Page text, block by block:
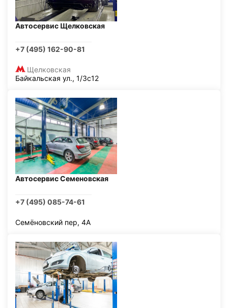
Автосервис Щелковская
+7 (495) 162-90-81
Щелковская
Байкальская ул., 1/3с12
Автосервис Семеновская
+7 (495) 085-74-61
Семёновский пер, 4А